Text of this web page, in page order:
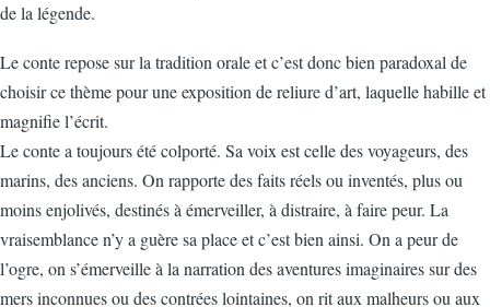
de la légende.
Le conte repose sur la tradition orale et c’est donc bien paradoxal de
choisir ce thème pour une exposition de reliure d’art, laquelle habille et
magnifie l’écrit.
Le conte a toujours été colporté. Sa voix est celle des voyageurs, des
marins, des anciens. On rapporte des faits réels ou inventés, plus ou
moins enjolivés, destinés à émerveiller, à distraire, à faire peur. La
vraisemblance n’y a guère sa place et c’est bien ainsi. On a peur de
l’ogre, on s’émerveille à la narration des aventures imaginaires sur des
mers inconnues ou des contrées lointaines, on rit aux malheurs ou aux